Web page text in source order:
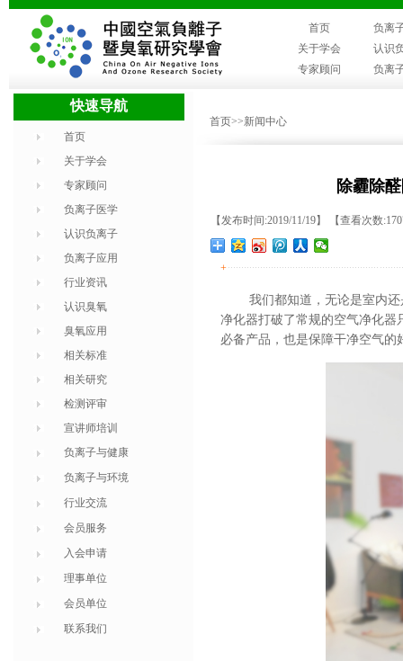
首页
负离
关于学会
认识
专家顾问
负离
快速导航
首页
关于学会
专家顾问
负离子医学
认识负离子
负离子应用
行业资讯
认识臭氧
臭氧应用
相关标准
相关研究
检测评审
宣讲师培训
负离子与健康
负离子与环境
行业交流
会员服务
入会申请
理事单位
会员单位
联系我们
首页>>新闻中心
除霾除
【发布时间:2019/11/19】 【查看次数
+
我们都知道，无论是室内
净化器打破了常规的空气净化器
必备产品，也是保障干净空气的